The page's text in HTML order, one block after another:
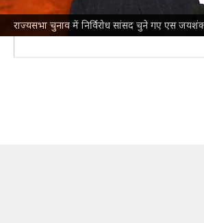
राज्यसभा चुनाव में निर्विरोध सांसद चुने गए एस
अगर भाजपा को बसपा, JDS, TDP,
अध्यादेश के विरोध में आम आदमी पार्टी